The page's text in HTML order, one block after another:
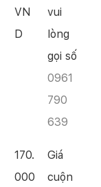
VN
D
vui
lòng
gọi số
0961
790
639
170.
000
Giá
cuộn